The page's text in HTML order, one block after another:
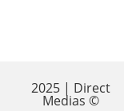
2025 | Direct
Medias ©